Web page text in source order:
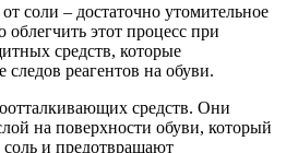
соли – достаточно утомительное
этот процесс при
средств, которые
реагентов на обуви.
средств. Они
на поверхности обуви, который
соль и предотвращают